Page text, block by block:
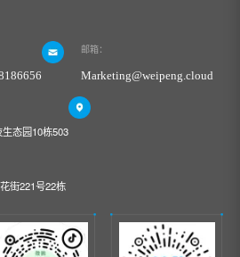
邮箱：
Marketing@weipeng.cloud
态园10栋503
街221号22栋